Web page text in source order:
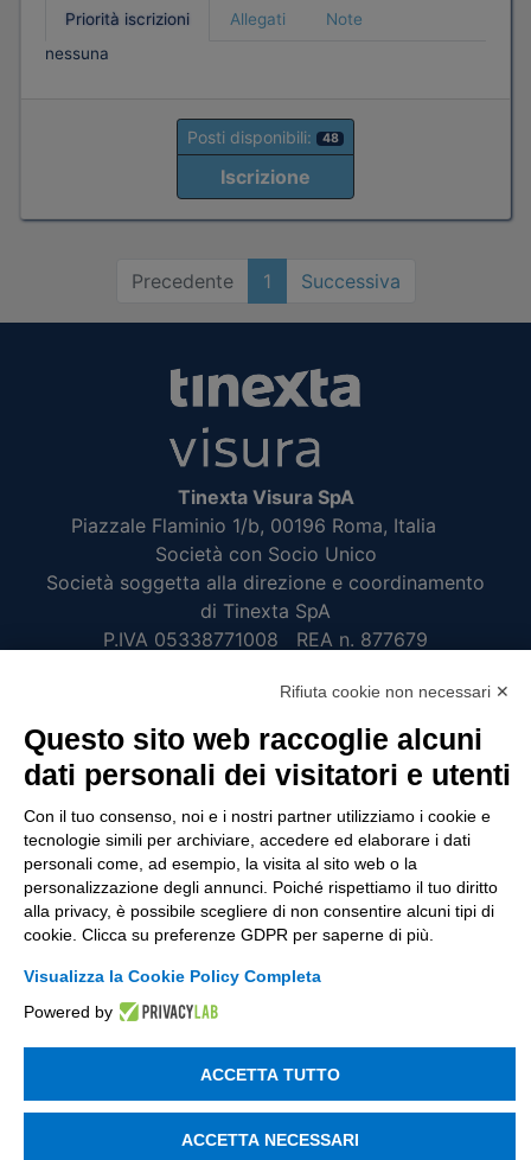
Priorità iscrizioni Allegati
Note
nessuna
Posti disponibili: 48
Iscrizione
Precedente 1 Successiva
Tinexta Visura SpA
Piazzale Flaminio 1/b, 00196 Roma, Italia
Società con Socio Unico
Società soggetta alla direzione e coordinamento
di Tinexta SpA
P.IVA 05338771008 REA n. 877679
UTILITÀ
Recupero Password
POLICIES AND TERMS
Informativa cookie
© 2003 - 2026 Tinexta Visura S.p.A.
Rifiuta cookie non necessari ✕
Questo sito web raccoglie alcuni
dati personali dei visitatori e utenti
Con il tuo consenso, noi e i nostri partner utilizziamo i cookie e
tecnologie simili per archiviare, accedere ed elaborare i dati
personali come, ad esempio, la visita al sito web o la
personalizzazione degli annunci. Poiché rispettiamo il tuo diritto
alla privacy, è possibile scegliere di non consentire alcuni tipi di
cookie. Clicca su preferenze GDPR per saperne di più.
Visualizza la Cookie Policy Completa
Powered by
ACCETTA TUTTO
ACCETTA NECESSARI